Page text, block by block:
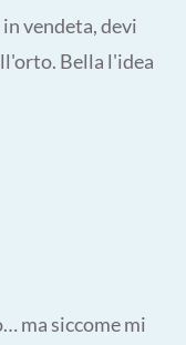
vendeta, devi
Bella l'idea
ma siccome mi